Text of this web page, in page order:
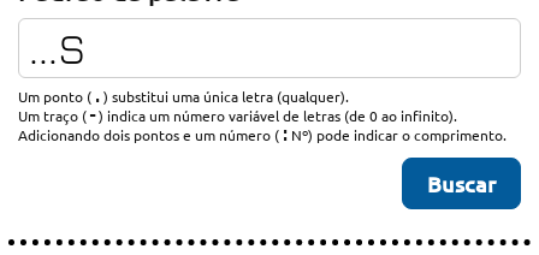
Um ponto (.) substitui uma única letra (qualquer).
Um traço (-) indica um número variável de letras (de 0 ao infinito).
Adicionando dois pontos e um número (: Nº) pode indicar o comprimento.